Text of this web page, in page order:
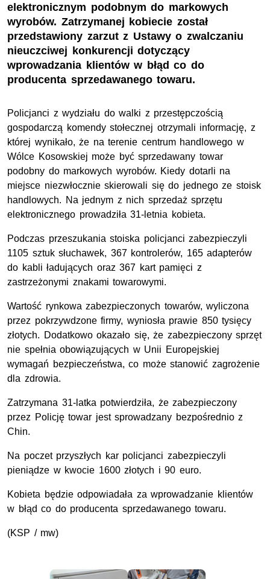
elektronicznym podobnym do markowych
wyrobów. Zatrzymanej kobiecie został
przedstawiony zarzut z Ustawy o zwalczaniu
nieuczciwej konkurencji dotyczący
wprowadzania klientów w błąd co do
producenta sprzedawanego towaru.
Policjanci z wydziału do walki z przestępczością
gospodarczą komendy stołecznej otrzymali informację, z
której wynikało, że na terenie centrum handlowego w
Wólce Kosowskiej może być sprzedawany towar
podobny do markowych wyrobów. Kiedy dotarli na
miejsce niezwłocznie skierowali się do jednego ze stoisk
handlowych. Na jednym z nich sprzedaż sprzętu
elektronicznego prowadziła 31-letnia kobieta.
Podczas przeszukania stoiska policjanci zabezpieczyli
1105 sztuk słuchawek, 367 kontrolerów, 165 adapterów
do kabli ładujących oraz 367 kart pamięci z
zastrzeżonymi znakami towarowymi.
Wartość rynkowa zabezpieczonych towarów, wyliczona
przez pokrzywdzone firmy, wyniosła prawie 850 tysięcy
złotych. Dodatkowo okazało się, że zabezpieczony sprzęt
nie spełnia obowiązujących w Unii Europejskiej
wymagań bezpieczeństwa, co może stanowić zagrożenie
dla zdrowia.
Zatrzymana 31-latka potwierdziła, że zabezpieczony
przez Policję towar jest sprowadzany bezpośrednio z
Chin.
Na poczet przyszłych kar policjanci zabezpieczyli
pieniądze w kwocie 1600 złotych i 90 euro.
Kobieta będzie odpowiadała za wprowadzanie klientów
w błąd co do producenta sprzedawanego towaru.
(KSP / mw)